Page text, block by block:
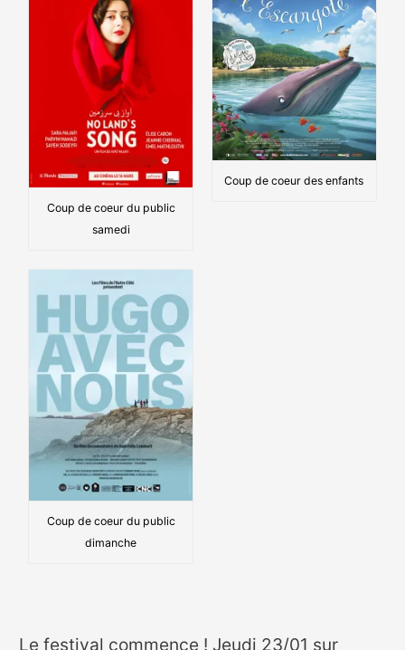
Coup de coeur du public
samedi
Coup de coeur des enfants
Coup de coeur du public
dimanche
Le festival commence ! Jeudi 23/01 sur